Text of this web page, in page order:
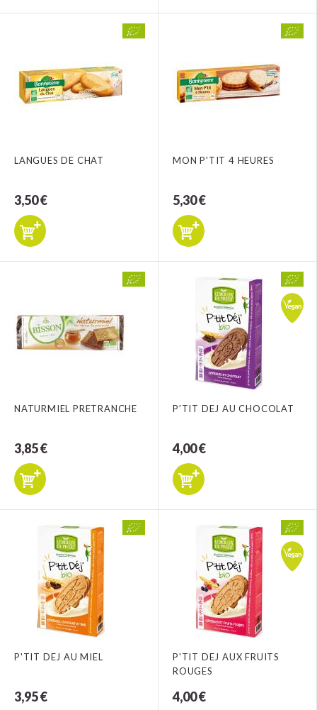
LANGUES DE CHAT
3,50 €
MON P'TIT 4 HEURES
5,30 €
NATURMIEL PRETRANCHE
3,85 €
P'TIT DEJ AU CHOCOLAT
4,00 €
P'TIT DEJ AU MIEL
3,95 €
P'TIT DEJ AUX FRUITS
ROUGES
4,00 €